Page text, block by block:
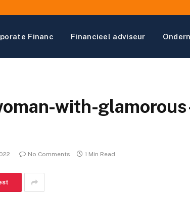
Financ Financieel adviseur
with-
No Comments 1 Min Read